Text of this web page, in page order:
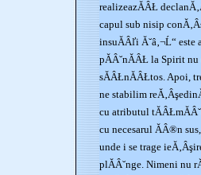
realizeazĂÂŁ
capul sub nisip
insuĂÂľi Ă˘â‚¬Ĺ“
pĂÂ˘nĂÂŁ la Spirit
sĂÂŁnĂÂŁtos. Apoi,
ne stabilim
cu atributul
cu necesarul ĂÂ®n
unde i se trage
plĂÂ˘nge. Nimeni nu